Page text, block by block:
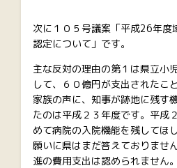
次に１０５号議案「平成26年度
認定について」です。
主な反対の理由の第１は県立小
して、６０億円が支出されたこ
家族の声に、知事が跡地に残す
たのは平成２３年度です。平成
めて病院の入院機能を残してほ
願いに県はまだ答えておりませ
進の費用支出は認められません。